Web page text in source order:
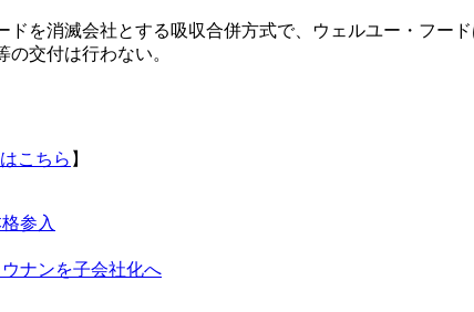
ドを消滅会社とする吸収合併方式で、ウェルユー・フー
交付は行わない。
こちら 】
参入
ナンを子会社化へ